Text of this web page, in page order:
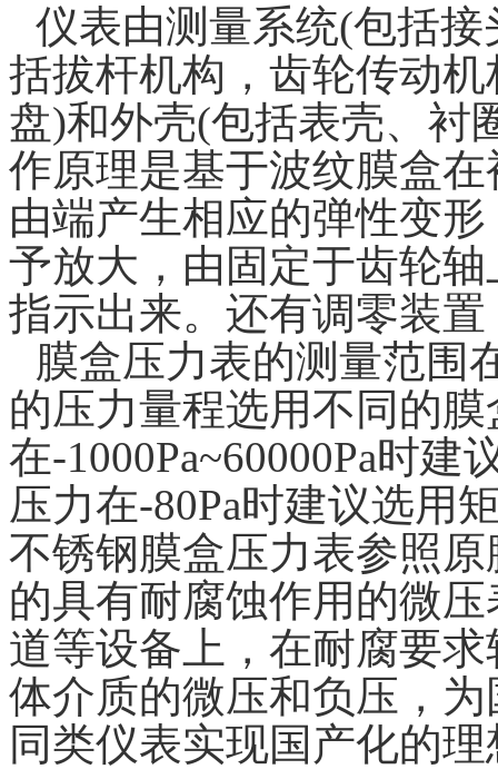
仪表由测量系统(包括
括拔杆机构，齿轮传动
盘)和外壳(包括表壳、衬
作原理是基于波纹膜盒
由端产生相应的弹性变
予放大，由固定于齿轮
指示出来。还有调零装
膜盒压力表的测量范围
的压力量程选用不同的
在-1000Pa~60000Pa时
压力在-80Pa时建议选用
不锈钢膜盒压力表参照
的具有耐腐蚀作用的微
道等设备上，在耐腐要
体介质的微压和负压，
同类仪表实现国产化的